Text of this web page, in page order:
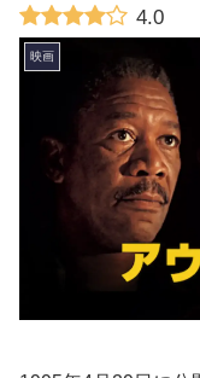
4.0
映画